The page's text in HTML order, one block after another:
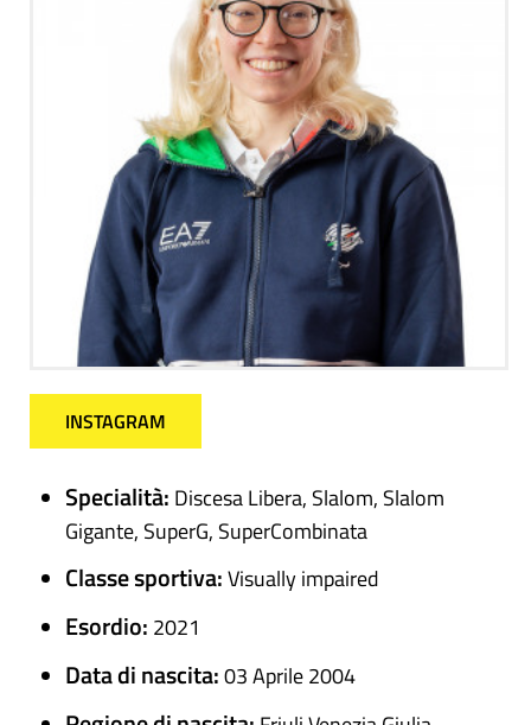
INSTAGRAM
Specialità: Discesa Libera, Slalom, Slalom
Gigante, SuperG, SuperCombinata
Classe sportiva:Visually impaired
Esordio: 2021
Data di nascita:03 Aprile 2004